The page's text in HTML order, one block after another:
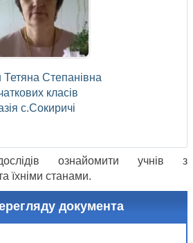
Тетяна Степанівна
класів
с.Сокиричі
ознайомити учнів з
їхніми станами.
документа